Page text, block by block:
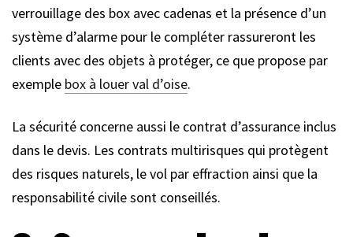
verrouillage des box avec cadenas et la présence d’un
système d’alarme pour le compléter rassureront les
clients avec des objets à protéger, ce que propose par
exemple box à louer val d’oise.
La sécurité concerne aussi le contrat d’assurance inclus
dans le devis. Les contrats multirisques qui protègent
des risques naturels, le vol par effraction ainsi que la
responsabilité civile sont conseillés.